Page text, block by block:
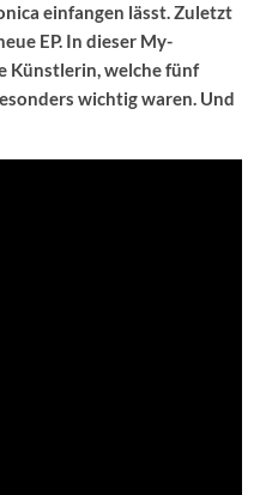
einfangen lässt. Zuletzt
EP. In dieser My-
Künstlerin, welche fünf
wichtig waren. Und